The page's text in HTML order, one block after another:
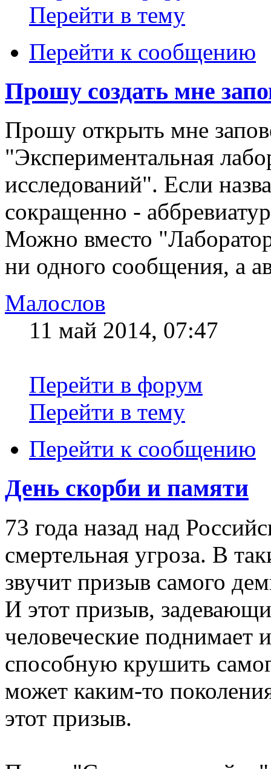
Перейти в тему
Перейти к сообщению
Прошу создать мне
Прошу открыть мне
"Экспериментальная
исследований". Если
сокращенно -
Можно вместо
ни одного сообщения, а
Малослов
11 май 2014, 07:47
Перейти в форум
Перейти в тему
Перейти к сообщению
День скорби и памяти
73 года назад над
смертельная угроза. В
звучит призыв самого
И этот призыв,
человеческие
способную крушить
может каким-то
этот призыв.